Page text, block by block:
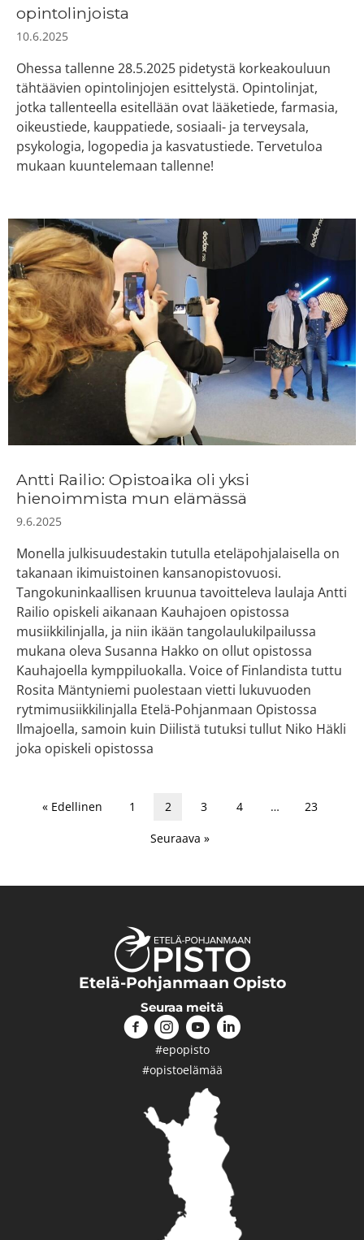
opintolinjoista
10.6.2025
Ohessa tallenne 28.5.2025 pidetystä korkeakouluun
tähtäävien opintolinjojen esittelystä. Opintolinjat,
jotka tallenteella esitellään ovat lääketiede, farmasia,
oikeustiede, kauppatiede, sosiaali- ja terveysala,
psykologia, logopedia ja kasvatustiede. Tervetuloa
mukaan kuuntelemaan tallenne!
Antti Railio: Opistoaika oli yksi
hienoimmista mun elämässä
9.6.2025
Monella julkisuudestakin tutulla eteläpohjalaisella on
takanaan ikimuistoinen kansanopistovuosi.
Tangokuninkaallisen kruunua tavoitteleva laulaja Antti
Railio opiskeli aikanaan Kauhajoen opistossa
musiikkilinjalla, ja niin ikään tangolaulukilpailussa
mukana oleva Susanna Hakko on ollut opistossa
Kauhajoella kymppiluokalla. Voice of Finlandista tuttu
Rosita Mäntyniemi puolestaan vietti lukuvuoden
rytmimusiikkilinjalla Etelä-Pohjanmaan Opistossa
Ilmajoella, samoin kuin Diilistä tutuksi tullut Niko Häkli
joka opiskeli opistossa
« Edellinen 1 2 3 4 … 23
Seuraava »
Etelä-Pohjanmaan Opisto
Seuraa meitä
#epopisto
#opistoelämää